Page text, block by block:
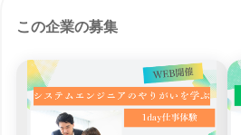
この企業の募集